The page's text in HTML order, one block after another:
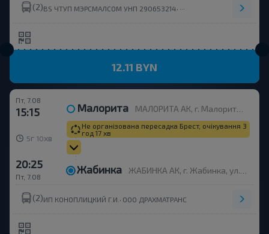
(2)BS ЧТУП МЭРСМАЛСОМ УНП 290653214 ООО ДРАХМАТРАНС
12.11 BYN
Пт, 7.08
15:15 Малорита МАЛОРИТА АК, г. Малорита, ул. Вокзальная, 19
5г 10 хв
Не організована пересадка Брест, очікування 3
год 17 хв
Пт, 7.08
20:25 Жабинка ЖАБИНКА АК, г. Жабинка, ул. Пионерская, 8
(2)ИП КОНОПЛИЦКИЙ Г.И. ООО ДРАХМАТРАНС